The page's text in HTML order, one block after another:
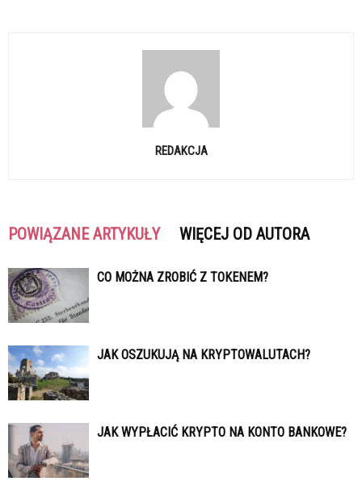
REDAKCJA
POWIĄZANE ARTYKUŁY WIĘCEJ OD AUTORA
CO MOŻNA ZROBIĆ Z TOKENEM?
JAK OSZUKUJĄ NA KRYPTOWALUTACH?
JAK WYPŁACIĆ KRYPTO NA KONTO BANKOWE?